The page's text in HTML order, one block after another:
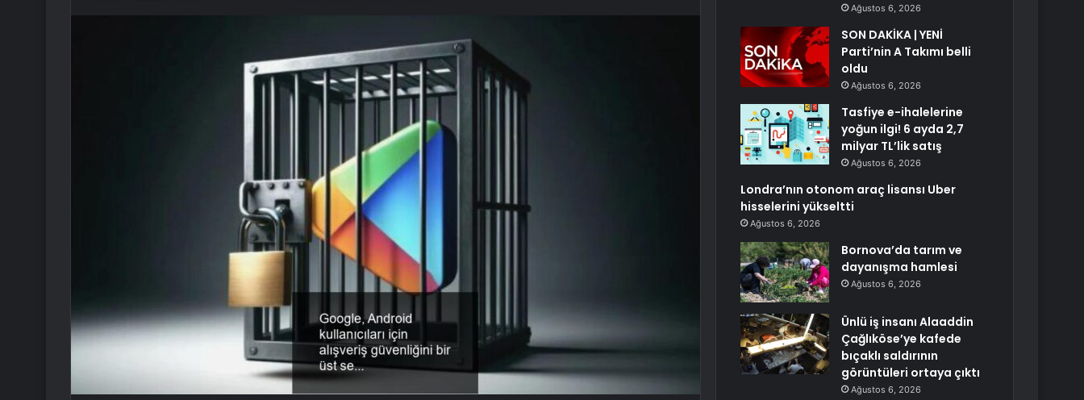
Ağustos 6, 2026
SON DAKİKA | YENİ
Parti’nin A Takımı belli
oldu
Ağustos 6, 2026
Tasfiye e-ihalelerine
yoğun ilgi! 6 ayda 2,7
milyar TL’lik satış
Ağustos 6, 2026
Londra’nın otonom araç lisansı Uber
hisselerini yükseltti
Ağustos 6, 2026
Bornova’da tarım ve
dayanışma hamlesi
Ağustos 6, 2026
Ünlü iş insanı Alaaddin
Çağlıköse’ye kafede
bıçaklı saldırının
görüntüleri ortaya çıktı
Ağustos 6, 2026